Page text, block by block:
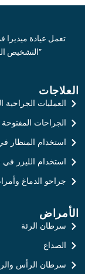
تعمل عيادة
”التشخيص
العلاجات
العمليات الجراحية
الجراحات
استخدام المنظار
استخدام الليزر في
جراحو الدماغ
الأمراض
سرطان الرئة
الصداع
سرطان الرأس